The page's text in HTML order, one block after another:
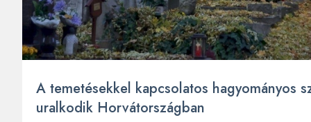
A temetésekkel kapcsolatos hagyományos
uralkodik Horvátországban